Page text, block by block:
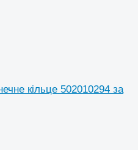
кільце 502010294 за